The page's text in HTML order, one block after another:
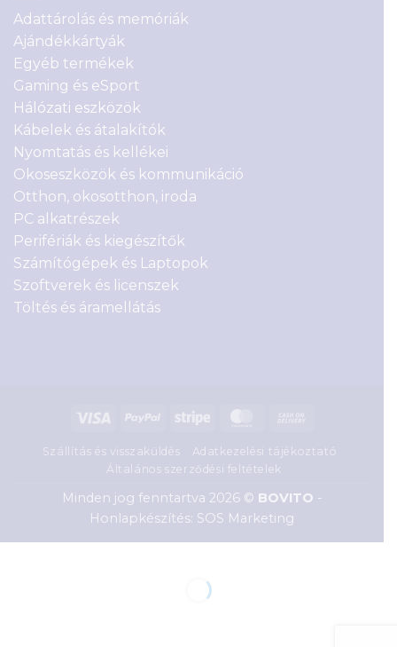
Adattárolás és memóriák
Ajándékkártyák
Egyéb termékek
Gaming és eSport
Hálózati eszközök
Kábelek és átalakítók
Nyomtatás és kellékei
Okoseszközök és kommunikáció
Otthon, okosotthon, iroda
PC alkatrészek
Perifériák és kiegészítők
Számítógépek és Laptopok
Szoftverek és licenszek
Töltés és áramellátás
Visa PayPal Stripe MasterCard
Delivery
Szállítás és visszaküldés
Adatkezelési tájékoztató
Általános szerződési feltételek
Minden jog fenntartva 2026 © BOVITO -
Honlapkészítés: SOS Marketing